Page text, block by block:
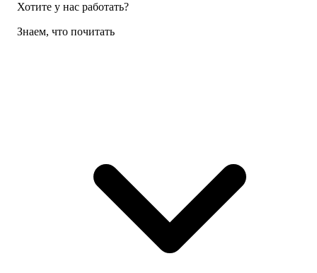
Хотите у нас работать?
Знаем, что почитать